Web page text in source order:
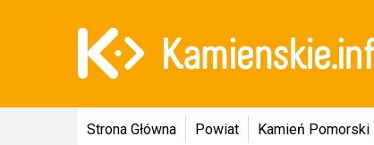
Strona Główna Powiat Kamień Pomorski